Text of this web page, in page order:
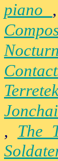
piano
, The